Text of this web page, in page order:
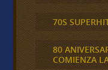
70S
80
COMIENZA